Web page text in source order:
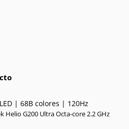
| 68B colores | 120Hz
Helio G200 Ultra Octa-core 2.2 GHz